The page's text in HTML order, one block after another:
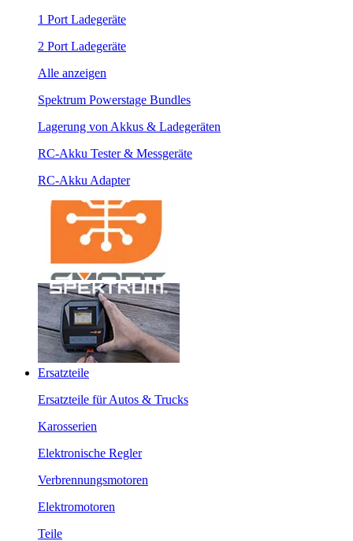
1 Port Ladegeräte
2 Port Ladegeräte
Alle anzeigen
Spektrum Powerstage Bundles
Lagerung von Akkus & Ladegeräten
RC-Akku Tester & Messgeräte
RC-Akku Adapter
Ersatzteile
Ersatzteile für Autos & Trucks
Karosserien
Elektronische Regler
Verbrennungsmotoren
Elektromotoren
Teile